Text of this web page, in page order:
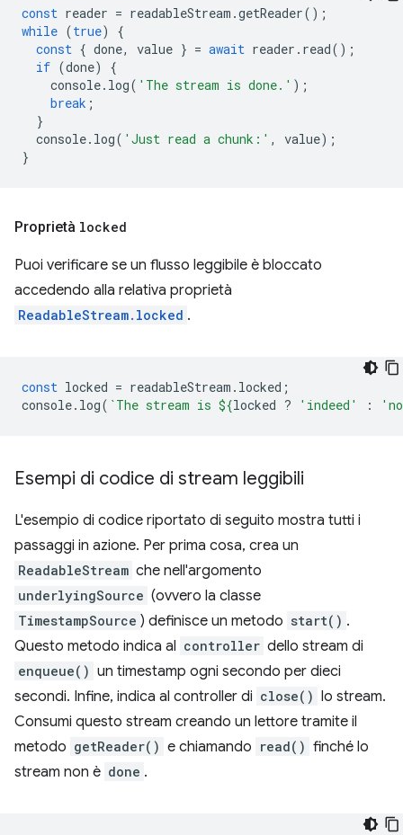
const reader = readableStream .getReader();
while (true)
{
const { done, value } = await reader . read();
if (done)
{
console. log( 'The stream is done.' );
break ;
}
console. log( 'Just read a chunk:' , value);
}
Proprietà locked
Puoi verificare se un flusso leggibile è bloccato
accedendo alla relativa proprietà
ReadableStream.locked .
const locked = readableStream . locked ;
console. log( `The stream is ${locked ? 'indeed' :
Esempi di codice di stream leggibili
L'esempio di codice riportato di seguito mostra tutti i
passaggi in azione. Per prima cosa, crea un
ReadableStream che nell'argomento
underlyingSource (ovvero la classe
TimestampSource ) definisce un metodo start() .
Questo metodo indica al controller dello stream di
enqueue() un timestamp ogni secondo per dieci
secondi. Infine, indica al controller di close() lo stream.
Consumi questo stream creando un lettore tramite il
metodo getReader() e chiamando read() finché lo
stream non è done .